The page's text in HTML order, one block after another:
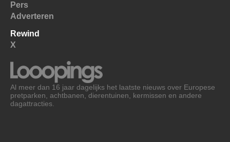
Pers
Adverteren
Rewind
X
Al meer dan 16 jaar dagelijks het laatste nieuws over Europese
pretparken, achtbanen, dierentuinen, kermissen en andere
dagattracties.